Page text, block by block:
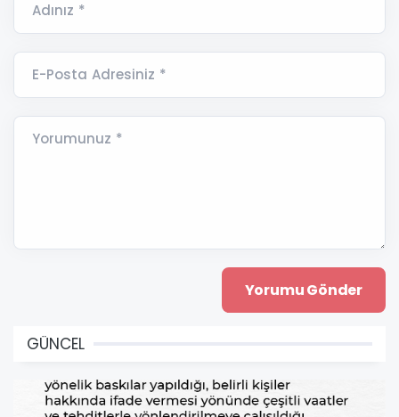
Adınız *
E-Posta Adresiniz *
Yorumunuz *
GÜNCEL